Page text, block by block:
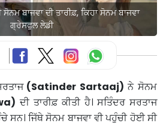
ਬਾਜਵਾ ਦੀ ਤਾਰੀਫ਼, ਕਿਹਾ ਸੋਨਮ ਬਾਜਵਾ
ਗ੍ਰੇਸਫੁਲ ਲੇਡੀ
(Satinder Sartaaj)ਨੇ ਸੋਨਮ
ਦੀ ਤਾਰੀਫ਼ ਕੀਤੀ ਹੈ। ਸਤਿੰਦਰ ਸਰਤਾਜ
ਜਿੱਥੇ ਸੋਨਮ ਬਾਜਵਾ ਵੀ ਪਹੁੰਚੀ ਹੋਈ ਸੀ